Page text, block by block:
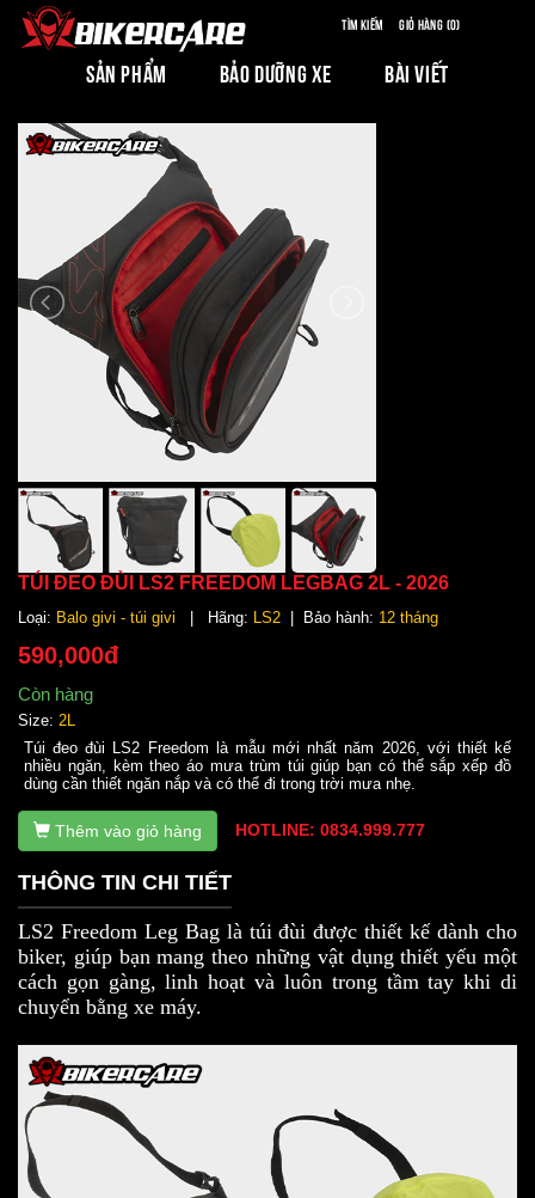
Tìm kiếm Giỏ hàng (0)
SẢN PHẨM BẢO DƯỠNG XE BÀI VIẾT
TÚI ĐEO ĐÙI LS2 FREEDOM LEGBAG 2L - 2026
Loại: Balo givi - túi givi | Hãng: LS2 | Bảo hành: 12 tháng
590,000đ
Còn hàng
Size: 2L
Túi đeo đùi LS2 Freedom là mẫu mới nhất năm 2026, với thiết kế
nhiều ngăn, kèm theo áo mưa trùm túi giúp bạn có thể sắp xếp đồ
dùng cần thiết ngăn nắp và có thể đi trong trời mưa nhẹ.
Thêm vào giỏ hàng HOTLINE: 0834.999.777
THÔNG TIN CHI TIẾT
LS2 Freedom Leg Bag là túi đùi được thiết kế dành cho
biker, giúp bạn mang theo những vật dụng thiết yếu một
cách gọn gàng, linh hoạt và luôn trong tầm tay khi di
chuyển bằng xe máy.